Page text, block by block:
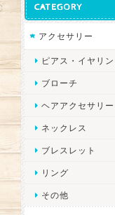
CATEGORY
アクセサリー
ピアス・イヤリ
ブローチ
ヘアアクセサリー
ネックレス
ブレスレット
リング
その他